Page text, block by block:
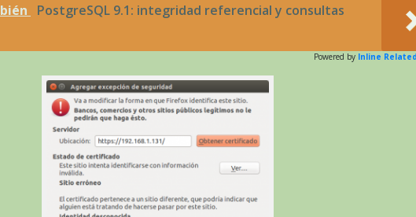
PostgreSQL 9.1: integridad referencial y consultas
Powered by Inline